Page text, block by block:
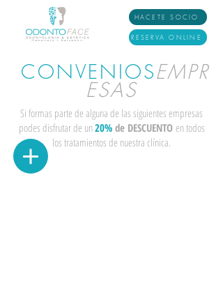
HACETE SOCIO
RESERVA ONLINE
CONVENIOSEMPR
ESAS
Si formas parte de alguna de las siguientes empresas
podes disfrutar de un20%de DESCUENTO en todos
los tratamientos de nuestra clínica.